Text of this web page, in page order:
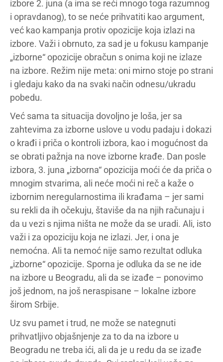
izbore 2. juna (a ima se reći mnogo toga razumnog
i opravdanog), to se neće prihvatiti kao argument,
već kao kampanja protiv opozicije koja izlazi na
izbore. Važi i obrnuto, za sad je u fokusu kampanje
„izborne“ opozicije obračun s onima koji ne izlaze
na izbore. Režim nije meta: oni mirno stoje po strani
i gledaju kako da na svaki način odnesu/ukradu
pobedu.
Već sama ta situacija dovoljno je loša, jer sa
zahtevima za izborne uslove u vodu padaju i dokazi
o krađi i priča o kontroli izbora, kao i mogućnost da
se obrati pažnja na nove izborne krađe. Dan posle
izbora, 3. juna „izborna“ opozicija moći će da priča o
mnogim stvarima, ali neće moći ni reč a kaže o
izbornim neregularnostima ili krađama – jer sami
su rekli da ih očekuju, štaviše da na njih računaju i
da u vezi s njima ništa ne može da se uradi. Ali, isto
važi i za opoziciju koja ne izlazi. Jer, i ona je
nemoćna. Ali ta nemoć nije samo rezultat odluka
„izborne“ opozicije. Sporna je odluka da se ne ide
na izbore u Beogradu, ali da se izađe – ponovimo
još jednom, na još neraspisane – lokalne izbore
širom Srbije.
Uz svu pamet i trud, ne može se nategnuti
prihvatljivo objašnjenje za to da na izbore u
Beogradu ne treba ići, ali da je u redu da se izađe